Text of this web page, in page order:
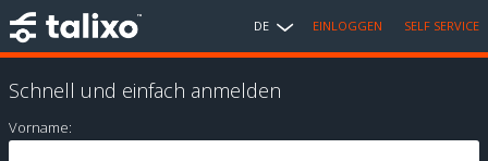
DE EINLOGGEN SELF SERVICE
Schnell und einfach anmelden
Vorname: